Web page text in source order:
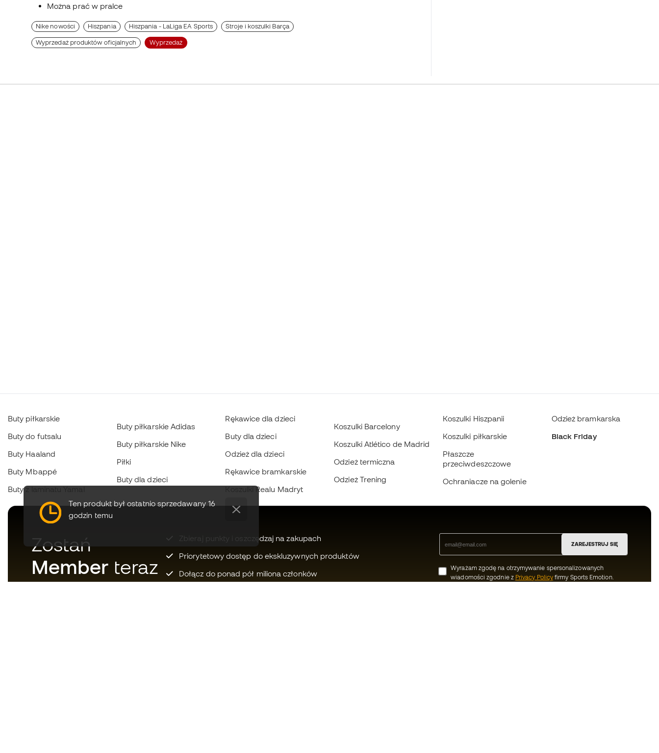
Można prać w pralce
Nike nowości Hiszpania Hiszpania - LaLiga EA Sports Stroje i koszulki Barça
Wyprzedaż produktów oficjalnych Wyprzedaż
Ten produkt był ostatnio sprzedawany 16
godzin temu
Buty piłkarskie
Buty do futsalu
Buty Haaland
Buty Mbappé
Buty z laminatu Yamal
Buty piłkarskie Adidas
Buty piłkarskie Nike
Piłki
Buty dla dzieci
Rękawice dla dzieci
Buty dla dzieci
Odzież dla dzieci
Rękawice bramkarskie
Koszulki Realu Madryt
Koszulki Barcelony
Koszulki Atlético de Madrid
Odzież termiczna
Odzież Trening
Koszulki Hiszpanii
Koszulki piłkarskie
Płaszcze
przeciwdeszczowe
Ochraniacze na golenie
Odzież bramkarska
Black Friday
Zostań
Member teraz
Zbieraj punkty i oszczędzaj na zakupach
Priorytetowy dostęp do ekskluzywnych produktów
Dołącz do ponad pół miliona członków
ZAREJESTRUJ SIĘ
Wyrażam zgodę na otrzymywanie spersonalizowanych
wiadomości zgodnie z Privacy Policyfirmy Sports Emotion.